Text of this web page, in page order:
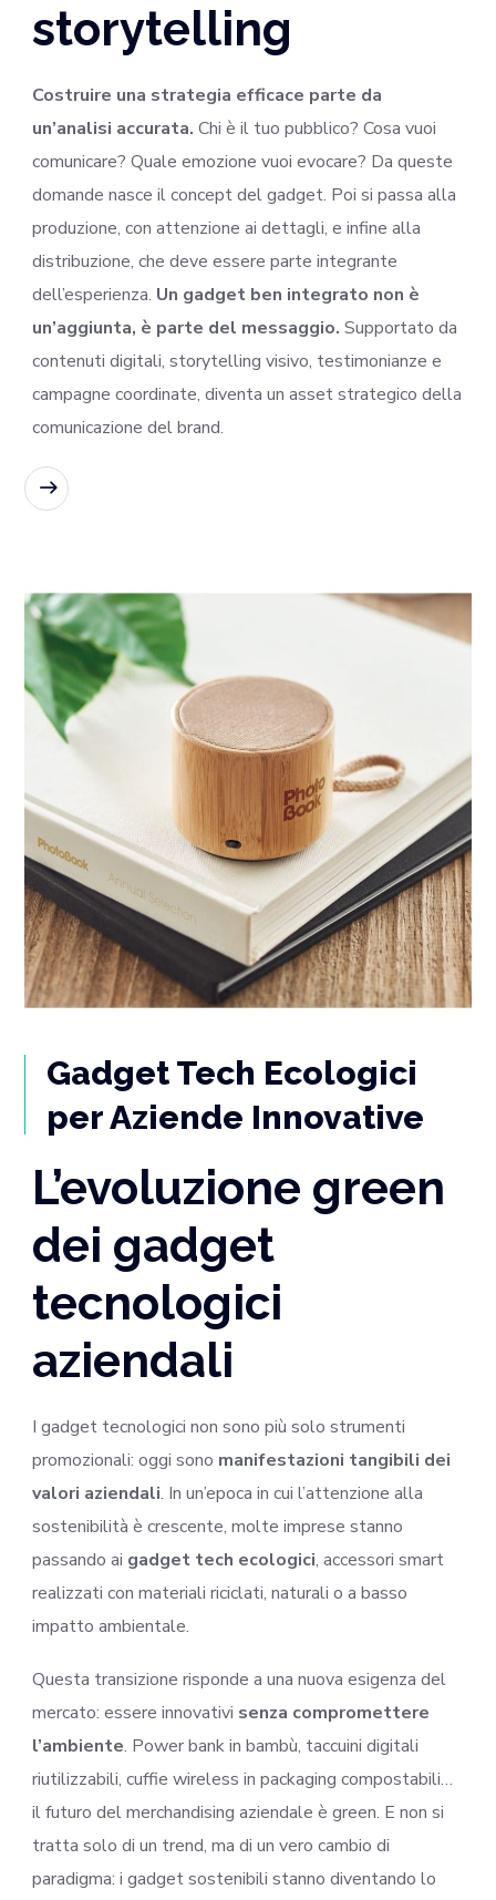
storytelling
Costruire una strategia efficace parte da
un’analisi accurata. Chi è il tuo pubblico? Cosa vuoi
comunicare? Quale emozione vuoi evocare? Da queste
domande nasce il concept del gadget. Poi si passa alla
produzione, con attenzione ai dettagli, e infine alla
distribuzione, che deve essere parte integrante
dell’esperienza. Un gadget ben integrato non è
un’aggiunta, è parte del messaggio. Supportato da
contenuti digitali, storytelling visivo, testimonianze e
campagne coordinate, diventa un asset strategico della
comunicazione del brand.
Gadget Tech Ecologici
per Aziende Innovative
L’evoluzione green
dei gadget
tecnologici
aziendali
I gadget tecnologici non sono più solo strumenti
promozionali: oggi sono manifestazioni tangibili dei
valori aziendali. In un’epoca in cui l’attenzione alla
sostenibilità è crescente, molte imprese stanno
passando ai gadget tech ecologici, accessori smart
realizzati con materiali riciclati, naturali o a basso
impatto ambientale.
Questa transizione risponde a una nuova esigenza del
mercato: essere innovativi senza compromettere
l’ambiente. Power bank in bambù, taccuini digitali
riutilizzabili, cuffie wireless in packaging compostabili…
il futuro del merchandising aziendale è green. E non si
tratta solo di un trend, ma di un vero cambio di
paradigma: i gadget sostenibili stanno diventando lo